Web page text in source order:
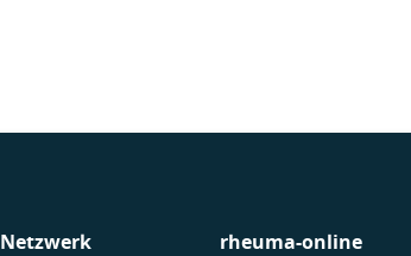
Netzwerk
rheuma-online